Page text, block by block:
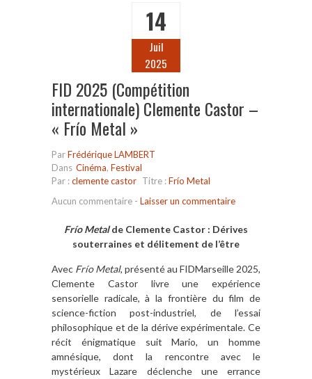
14
Juil
2025
FID 2025 (Compétition
internationale) Clemente Castor –
« Frío Metal »
ParFrédérique LAMBERT
Dans Cinéma, Festival
Par :clemente castor Titre :Frío Metal
Aucun commentaire - Laisser un commentaire
Frío Metalde Clemente Castor : Dérives
souterraines et délitement de l’être
Avec Frío Metal, présenté au FIDMarseille 2025,
Clemente Castor livre une expérience
sensorielle radicale, à la frontière du film de
science-fiction post-industriel, de l’essai
philosophique et de la dérive expérimentale. Ce
récit énigmatique suit Mario, un homme
amnésique, dont la rencontre avec le
mystérieux Lazare déclenche une errance